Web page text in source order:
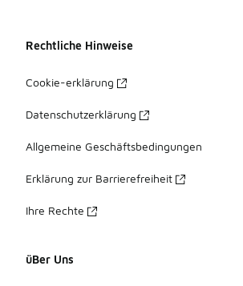
Rechtliche Hinweise
Cookie-erklärung
Datenschutzerklärung
Allgemeine Geschäftsbedingungen
Erklärung zur Barrierefreiheit
Ihre Rechte
üBer Uns